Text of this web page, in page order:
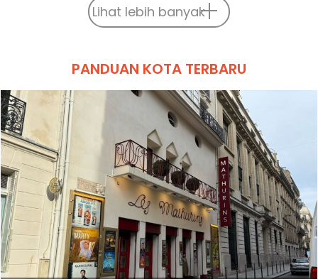
Lihat lebih banyak
PANDUAN KOTA TERBARU